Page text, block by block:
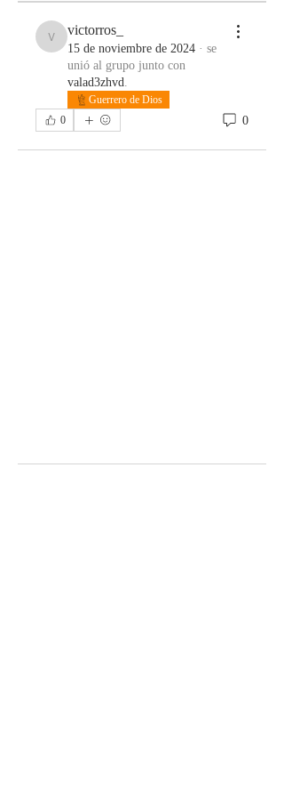
victorros_
victorros_
15 de noviembre de 2024 · se
unió al grupo junto con
valad3zhvd.
Guerrero de Dios
0
0